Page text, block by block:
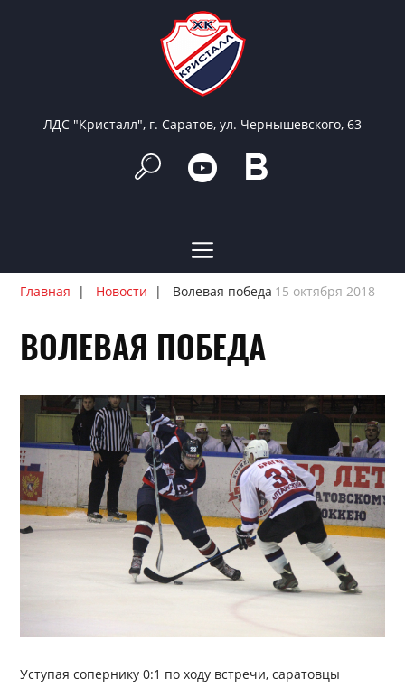
ЛДС "Кристалл", г. Саратов, ул. Чернышевского, 63
Главная Новости Волевая победа 15 октября 2018
ВОЛЕВАЯ ПОБЕДА
Уступая сопернику 0:1 по ходу встречи, саратовцы